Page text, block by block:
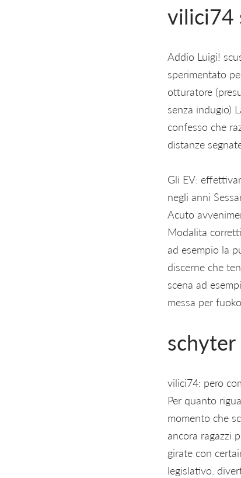
vilici74
Addio Luigi!
sperimentato
otturatore
senza indugio)
confesso che
distanze
Gli EV:
negli anni
Acuto
Modalita
ad esempio la
discerne che
scena ad
messa per
schyter
vilici74: pero
Per quanto
momento che
ancora ragazzi
girate con
legislativo.